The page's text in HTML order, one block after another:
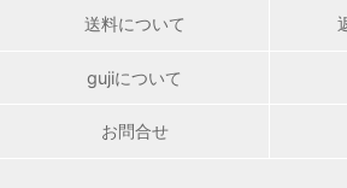
送料について
gujiについて
お問合せ